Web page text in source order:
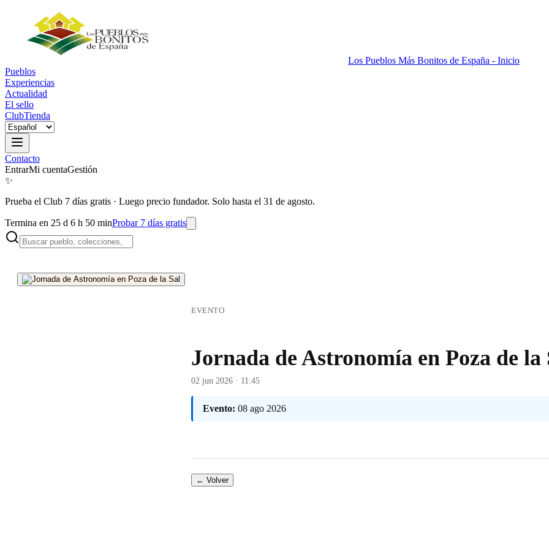
Los Pueblos Más Bonitos de España - Inicio
Pueblos
Experiencias
Actualidad
El sello
ClubTienda
Contacto
EntrarMi cuentaGestión
✨
Prueba el Club 7 días gratis · Luego precio fundador. Solo hasta el 31 de agosto.
Termina en 25 d 6 h 50 minProbar 7 días gratis
EVENTO
Jornada de Astronomía en Poza de la
02 jun 2026 · 11:45
Evento: 08 ago 2026
← Volver